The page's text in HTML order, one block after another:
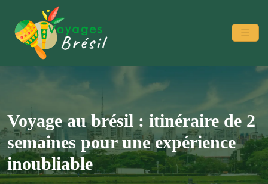
Voyage au brésil : itinéraire de 2
semaines pour une expérience
inoubliable